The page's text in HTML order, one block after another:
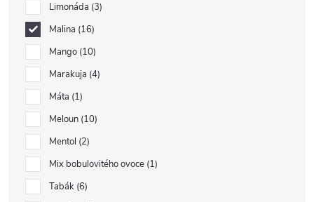
Limonáda 3
Malina 16
Mango 10
Marakuja 4
Máta 1
Meloun 10
Mentol 2
Mix bobulovitého ovoce 1
Tabák 6